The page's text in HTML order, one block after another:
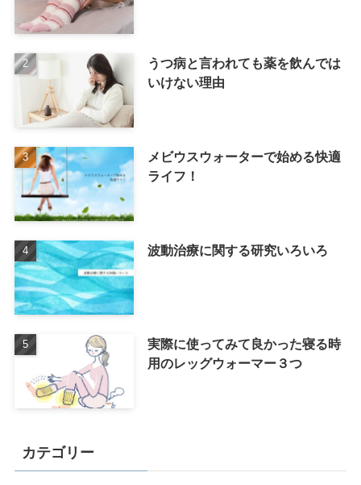
うつ病と言われても薬を飲んでは
いけない理由
メビウスウォーターで始める快適
ライフ！
波動治療に関する研究いろいろ
実際に使ってみて良かった寝る時
用のレッグウォーマー３つ
カテゴリー